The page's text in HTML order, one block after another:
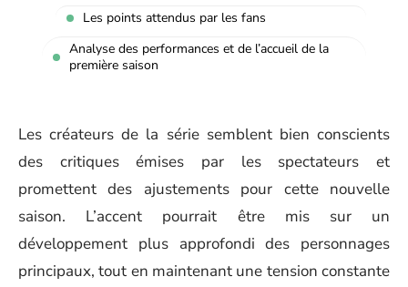
Les points attendus par les fans
Analyse des performances et de l’accueil de la
première saison
Les créateurs de la série semblent bien conscients
des critiques émises par les spectateurs et
promettent des ajustements pour cette nouvelle
saison. L’accent pourrait être mis sur un
développement plus approfondi des personnages
principaux, tout en maintenant une tension constante